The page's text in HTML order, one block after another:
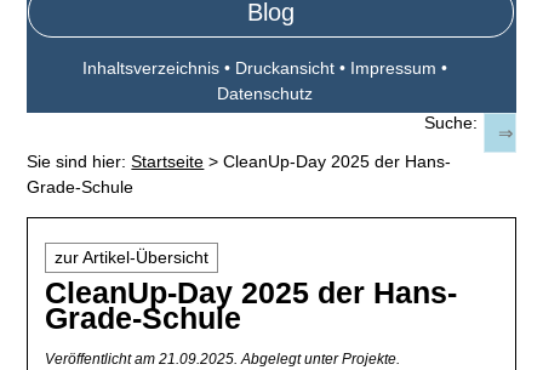
Blog
Inhaltsverzeichnis • Druckansicht • Impressum •
Datenschutz
Suche:
Sie sind hier:Startseite >CleanUp-Day 2025 der Hans-
Grade-Schule
zur Artikel-Übersicht
CleanUp-Day 2025 der Hans-
Grade-Schule
Veröffentlicht am 21.09.2025. Abgelegt unter Projekte.